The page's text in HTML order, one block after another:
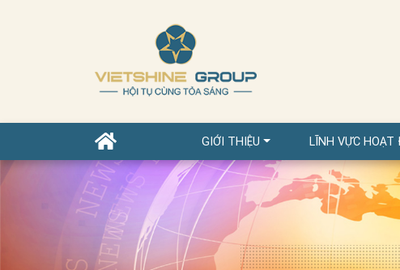
GIỚI THIỆU LĨNH VỰC HOẠT